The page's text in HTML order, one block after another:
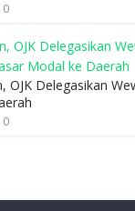
0
OJK Delegasikan
0